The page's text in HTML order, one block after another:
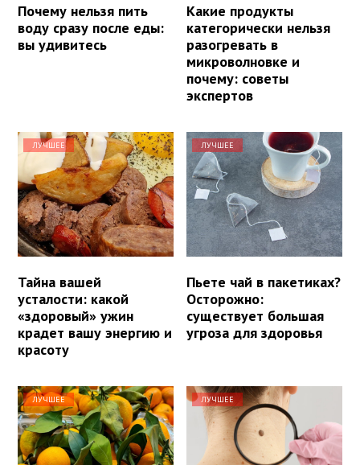
Почему нельзя пить
воду сразу после еды:
вы удивитесь
Какие продукты
категорически нельзя
разогревать в
микроволновке и
почему: советы
экспертов
ЛУЧШЕЕ
Тайна вашей
усталости: какой
«здоровый» ужин
крадет вашу энергию и
красоту
ЛУЧШЕЕ
Пьете чай в пакетиках?
Осторожно:
существует большая
угроза для здоровья
ЛУЧШЕЕ ЛУЧШЕЕ